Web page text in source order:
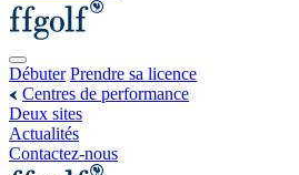
Débuter Prendre sa licence
Centres de performance
Deux sites
Actualités
Contactez-nous